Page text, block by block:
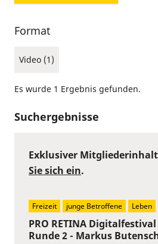
Format
Video (1)
Es wurde 1 Ergebnis gefunden.
Suchergebnisse
PRO RETINA
Runde 2 - Markus
Exklusiver
Sie sich ein.
Freizeit junge Betroffene Leben